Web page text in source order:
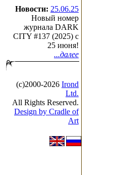
Новости: 25.06.25
Новый номер
журнала DARK
CITY #137 (2025) c
25 июня!
...далее
(с)2000-2026 Irond
Ltd.
All Rights Reserved.
Design by Cradle of
Art